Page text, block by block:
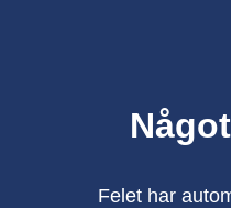
Felet har